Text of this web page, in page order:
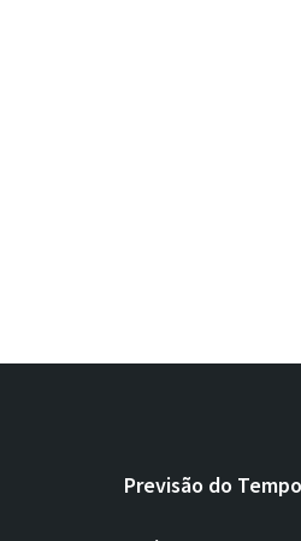
Previsão do Tempo